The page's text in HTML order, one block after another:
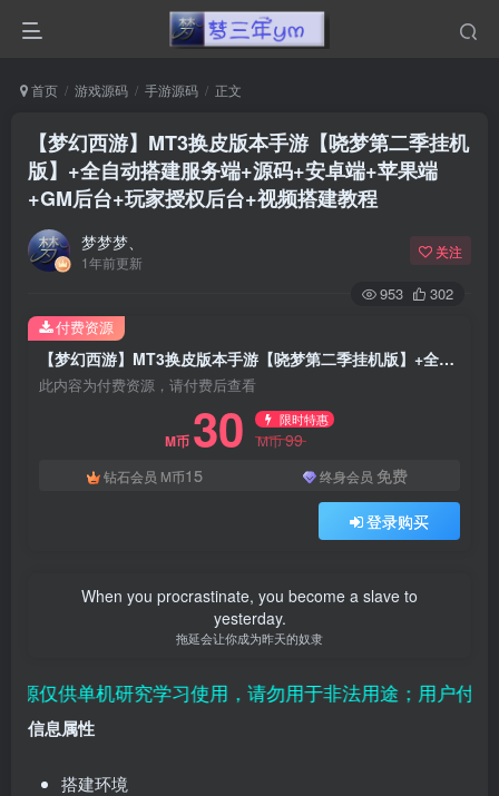
首页 游戏源码 手游源码 正文
【梦幻西游】MT3换皮版本手游【哓梦第二季挂机
版】+全自动搭建服务端+源码+安卓端+苹果端
+GM后台+玩家授权后台+视频搭建教程
梦梦梦、
1年前更新
关注
953 302
【梦幻西游】MT3换皮版本手游【哓梦第二季挂机版】+全自动搭建服务端+源码+安卓端+苹果端+GM后台+玩家授权后台+视频搭建教程
此内容为付费资源，请付费后查看
M币 30 限时特惠
M币99
钻石会员 M币15 终身会员 免费
登录购买
付费资源
When you procrastinate, you become a slave to
yesterday.
拖延会让你成为昨天的奴隶
供单机研究学习使用，请勿用于非法用途；用户付费纯
信息属性
搭建环境